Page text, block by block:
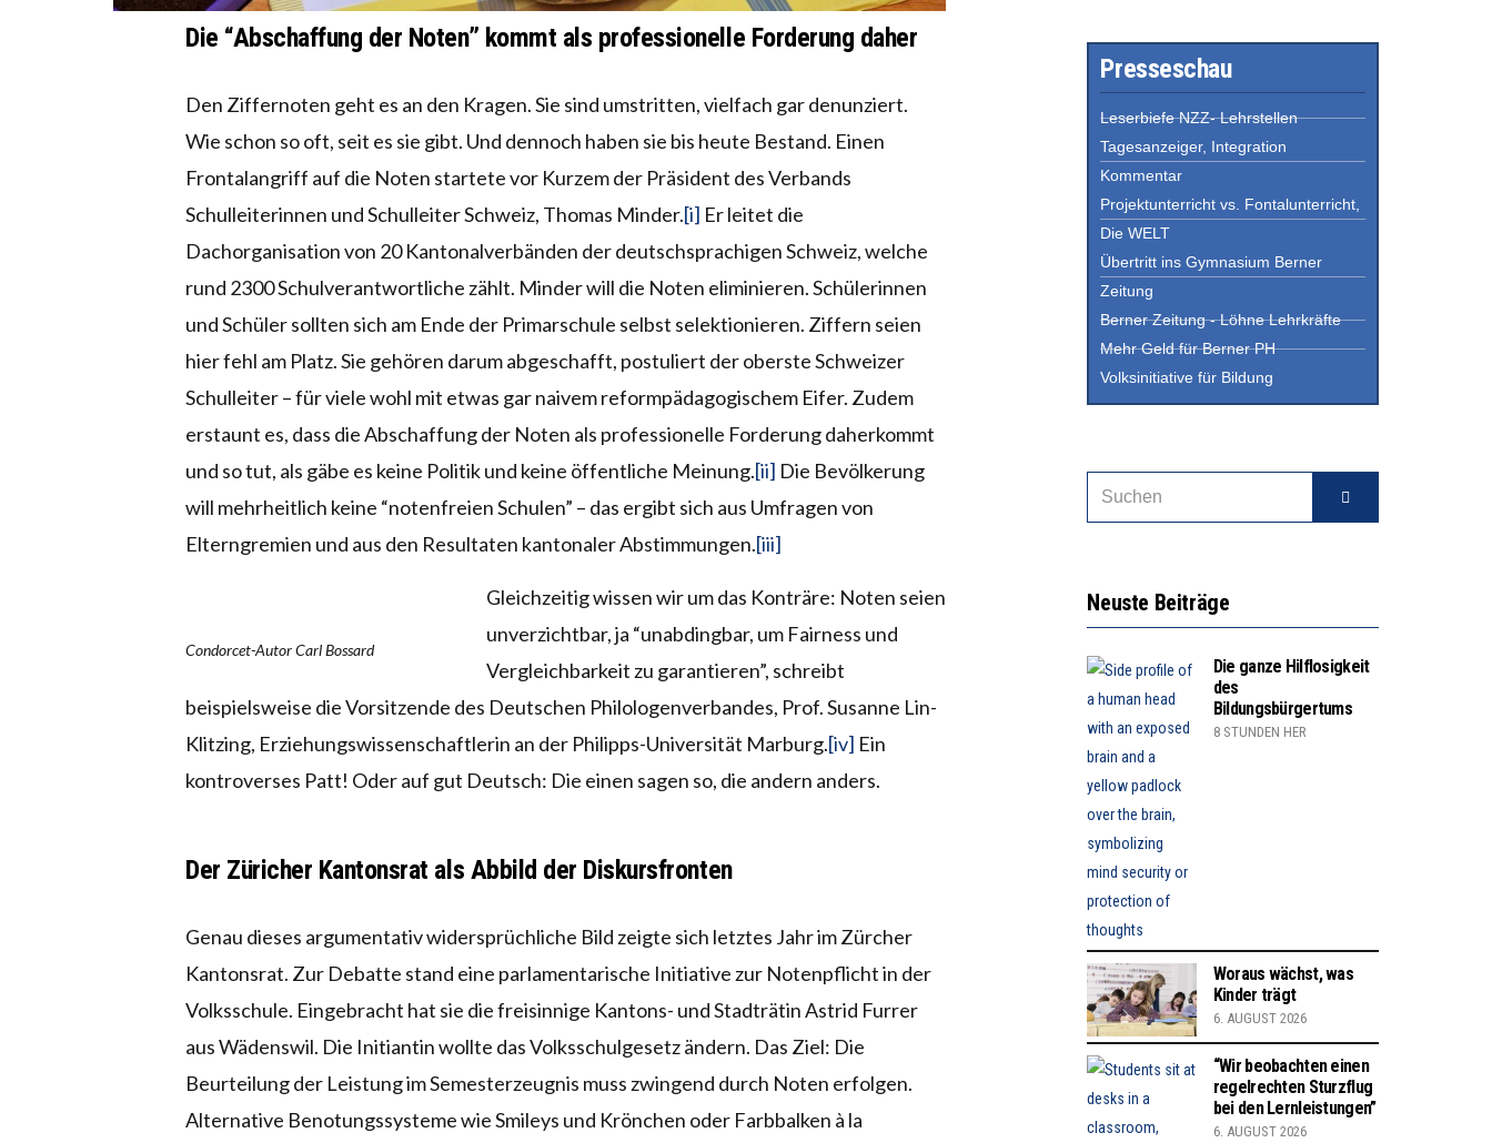
Die “Abschaffung der Noten” kommt als professionelle Forderung daher
Den Ziffernoten geht es an den Kragen. Sie sind umstritten, vielfach gar denunziert.
Wie schon so oft, seit es sie gibt. Und dennoch haben sie bis heute Bestand. Einen
Frontalangriff auf die Noten startete vor Kurzem der Präsident des Verbands
Schulleiterinnen und Schulleiter Schweiz, Thomas Minder.[i] Er leitet die
Dachorganisation von 20 Kantonalverbänden der deutschsprachigen Schweiz, welche
rund 2300 Schulverantwortliche zählt. Minder will die Noten eliminieren. Schülerinnen
und Schüler sollten sich am Ende der Primarschule selbst selektionieren. Ziffern seien
hier fehl am Platz. Sie gehören darum abgeschafft, postuliert der oberste Schweizer
Schulleiter – für viele wohl mit etwas gar naivem reformpädagogischem Eifer. Zudem
erstaunt es, dass die Abschaffung der Noten als professionelle Forderung daherkommt
und so tut, als gäbe es keine Politik und keine öffentliche Meinung.[ii] Die Bevölkerung
will mehrheitlich keine “notenfreien Schulen” – das ergibt sich aus Umfragen von
Elterngremien und aus den Resultaten kantonaler Abstimmungen.[iii]
Condorcet-Autor Carl Bossard
Gleichzeitig wissen wir um das Konträre: Noten seien
unverzichtbar, ja “unabdingbar, um Fairness und
Vergleichbarkeit zu garantieren”, schreibt
beispielsweise die Vorsitzende des Deutschen Philologenverbandes, Prof. Susanne Lin-
Klitzing, Erziehungswissenschaftlerin an der Philipps-Universität Marburg.[iv] Ein
kontroverses Patt! Oder auf gut Deutsch: Die einen sagen so, die andern anders.
Der Züricher Kantonsrat als Abbild der Diskursfronten
Genau dieses argumentativ widersprüchliche Bild zeigte sich letztes Jahr im Zürcher
Kantonsrat. Zur Debatte stand eine parlamentarische Initiative zur Notenpflicht in der
Volksschule. Eingebracht hat sie die freisinnige Kantons- und Stadträtin Astrid Furrer
aus Wädenswil. Die Initiantin wollte das Volksschulgesetz ändern. Das Ziel: Die
Beurteilung der Leistung im Semesterzeugnis muss zwingend durch Noten erfolgen.
Alternative Benotungssysteme wie Smileys und Krönchen oder Farbbalken à la
Presseschau
Leserbiefe NZZ- Lehrstellen
Tagesanzeiger, Integration
Kommentar
Projektunterricht vs. Fontalunterricht,
Die WELT
Übertritt ins Gymnasium Berner
Zeitung
Berner Zeitung - Löhne Lehrkräfte
Mehr Geld für Berner PH
Volksinitiative für Bildung
Neuste Beiträge
Die ganze Hilflosigkeit
des
Bildungsbürgertums
8 STUNDEN HER
Woraus wächst, was
Kinder trägt
6. AUGUST 2026
“Wir beobachten einen
regelrechten Sturzflug
bei den Lernleistungen”
6. AUGUST 2026